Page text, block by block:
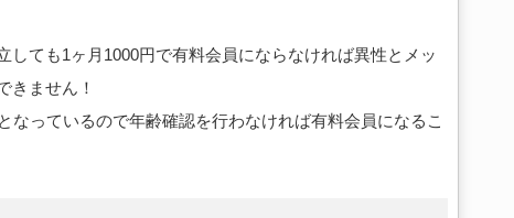
しても1ヶ月1000円で有料会員にならなければ異性とメッ
きません！
なっているので年齢確認を行わなければ有料会員になるこ